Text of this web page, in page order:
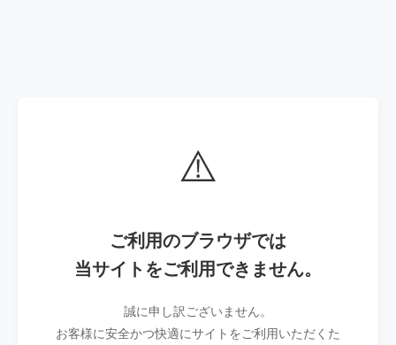
⚠️
ご利用のブラウザでは
当サイトをご利用できません。
誠に申し訳ございません。
お客様に安全かつ快適にサイトをご利用いただくた